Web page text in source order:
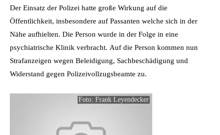
Der Einsatz der Polizei hatte große Wirkung auf die
Öffentlichkeit, insbesondere auf Passanten welche sich in der
Nähe aufhielten. Die Person wurde in der Folge in eine
psychiatrische Klinik verbracht. Auf die Person kommen nun
Strafanzeigen wegen Beleidigung, Sachbeschädigung und
Widerstand gegen Polizeivollzugsbeamte zu.
Foto: Frank Leyendecker